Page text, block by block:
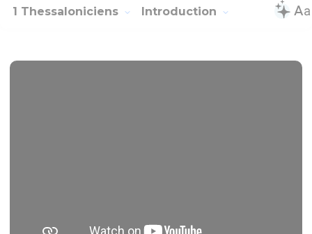
1 Thessaloniciens Introduction